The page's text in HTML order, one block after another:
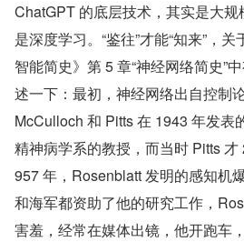
ChatGPT 的底层技术，其实是大
是深度学习。“鉴往”才能“知来”，
智能简史》第 5 章“神经网络简史”
述一下：最初，神经网络出自控制
McCulloch 和 Pitts 在 1943 年发表
精神病学系的教授，而当时 Pitts 才
957 年，Rosenblatt 发明的感知机
和海军都资助了他的研究工作，
害羞，经常在媒体出镜，他开跑车